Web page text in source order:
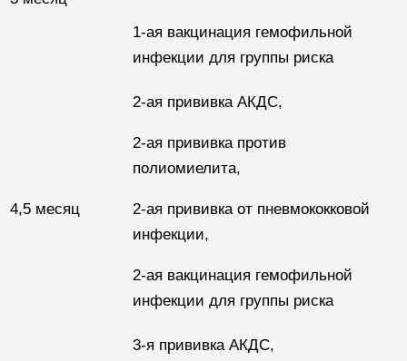
1-ая вакцинация гемофильной
инфекции для группы риска
4,5 месяц
2-ая прививка АКДС,
2-ая прививка против
полиомиелита,
2-ая прививка от пневмококковой
инфекции,
2-ая вакцинация гемофильной
инфекции для группы риска
3-я прививка АКДС,